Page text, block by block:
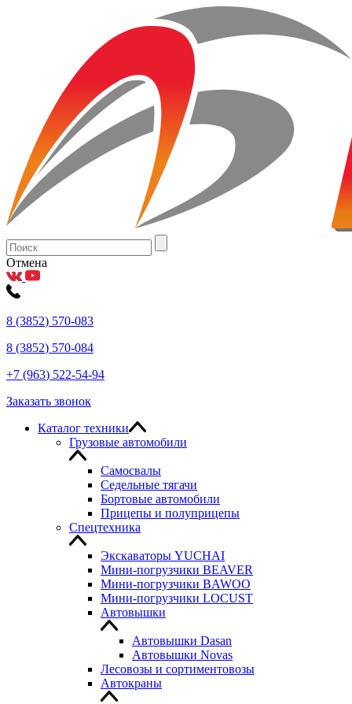
Отмена
8 (3852) 570-083
8 (3852) 570-084
+7 (963) 522-54-94
Заказать звонок
Каталог техники
Грузовые автомобили
Самосвалы
Седельные тягачи
Бортовые автомобили
Прицепы и полуприцепы
Спецтехника
Экскаваторы YUCHAI
Мини-погрузчики BEAVER
Мини-погрузчики BAWOO
Мини-погрузчики LOCUST
Автовышки
Автовышки Dasan
Автовышки Novas
Лесовозы и сортиментовозы
Автокраны